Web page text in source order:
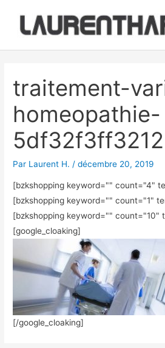
contenu
traitement-
homeopathie-
5df32f3ff3212
Par Laurent H. /décembre 20, 2019
[bzkshopping keyword="" count="4"
[bzkshopping keyword="" count="1"
[bzkshopping keyword="" count="10"
[google_cloaking]
[/google_cloaking]
articles